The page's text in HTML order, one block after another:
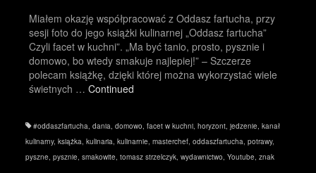
Miałem okazję współpracować z Oddasz fartucha, przy
sesji foto do jego książki kulinarnej „Oddasz fartucha”
Czyli facet w kuchni”. „Ma być tanio, prosto, pysznie i
domowo, bo wtedy smakuje najlepiej!” – Szczerze
polecam książkę, dzięki której można wykorzystać wiele
świetnych … Continued
#oddaszfartucha, dania, domowo, facet w kuchni, horyzont, jedzenie, kanał
kulinarny, książka, kulinaria, kulinarnie, masterchef, oddaszfartucha, potrawy,
pyszne, pysznie, smakowite, tomasz strzelczyk, wydawnictwo, Youtube, znak